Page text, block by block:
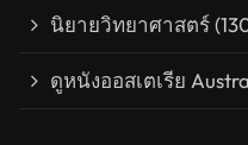
นิยายวิทยาศาสตร์
ดูหนังออสเตเรีย